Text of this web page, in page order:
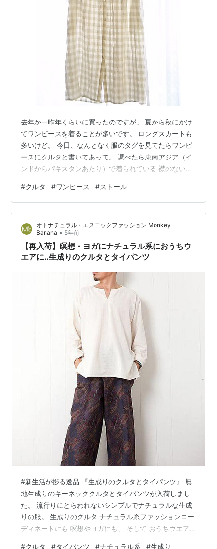
去年か一昨年くらいに買ったのですが。 夏から秋にかけ
てワンピースを着ることが多いです。 ロングスカートも
多いけど。 今日、なんとなく服のタグを見てたらワンピ
ースにクルタと書いてあって。 調べたら東南アジア（イ
ンドからパキスタンあたり）で着られている 襟のない、
の） 基本的に無地で、刺繍が入っているモノもあるんだ
とか。 パジャマの語源らしい。（？） 工ｴｴｪｪ(´д｀)ｪｪｴｴ
工.... パジャマなの…パジャマに見えちゃうかな... ボタン
は首のギリギリまでとめられます。 ちゃっと苦しいくら
いじゃないと首の腫瘍が隠せません。 黒っぽいのもあり
ます…
#クルタ #ワンピース #ストール
オトナチュラル・エスニックファッション Monkey
Banana • 5年前
【再入荷】瞑想・ヨガにナチュラル系におうちウ
エアに..生成りのクルタとタイパンツ
#新生活が捗る逸品 『生成りのクルタとタイパンツ』 無
地生成りのキーネッククルタとタイパンツが入荷しまし
た。 流行りにとらわれないシンプルでナチュラルな生成
りの服。 生成りのクルタ ナチュラル系ファッションコー
ディネートにも 瞑想やヨガにも、 そして おうちウエア
#クルタ #タイパンツ #ナチュラル系 #生成り